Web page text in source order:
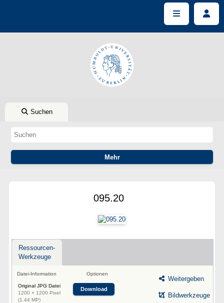
Suchen
095.20
Ressourcen-
Werkzeuge
Datei-Information Optionen
Original JPG Datei
1200 × 1200 Pixel
(1.44 MP)
Download
Weitergeben
Bildwerkzeuge